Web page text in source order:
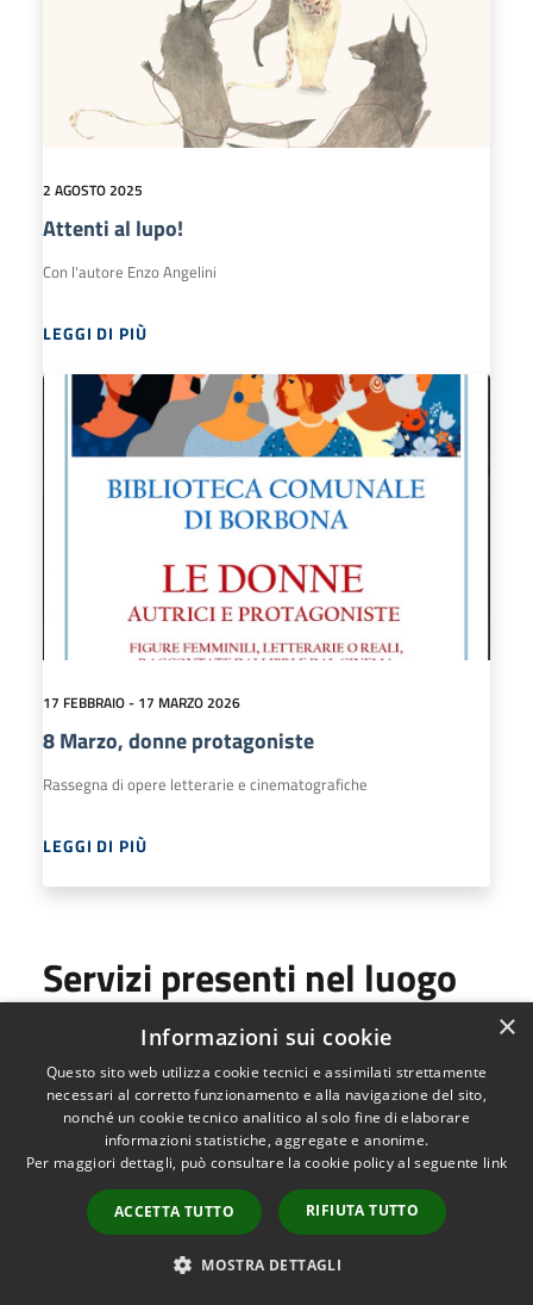
2 AGOSTO 2025
Attenti al lupo!
Con l'autore Enzo Angelini
LEGGI DI PIÙ
17 FEBBRAIO - 17 MARZO 2026
8 Marzo, donne protagoniste
Rassegna di opere letterarie e cinematografiche
LEGGI DI PIÙ
Servizi presenti nel luogo
Servizi offerti
Prestito
Consultazione libri e periodici
Utilizzo Personal Computer e stampa
Navigazione in Internet
Regolamento per il prestito
La durata massima del prestito è di 30 giorni; se si
intende trattenere il documento oltre la data
×
Informazioni sui cookie
Questo sito web utilizza cookie tecnici e assimilati strettamente
necessari al corretto funzionamento e alla navigazione del sito,
nonché un cookie tecnico analitico al solo fine di elaborare
informazioni statistiche, aggregate e anonime.
Per maggiori dettagli, può consultare la cookie policy al seguente link
ACCETTA TUTTO RIFIUTA TUTTO
MOSTRA DETTAGLI